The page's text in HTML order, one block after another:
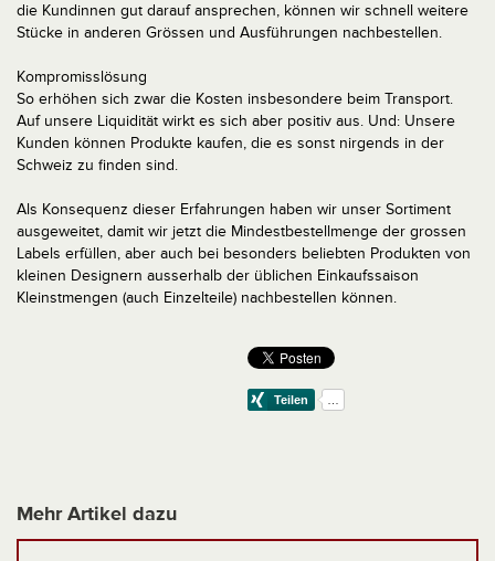
die Kundinnen gut darauf ansprechen, können wir schnell weitere
Stücke in anderen Grössen und Ausführungen nachbestellen.
Kompromisslösung
So erhöhen sich zwar die Kosten insbesondere beim Transport.
Auf unsere Liquidität wirkt es sich aber positiv aus. Und: Unsere
Kunden können Produkte kaufen, die es sonst nirgends in der
Schweiz zu finden sind.
Als Konsequenz dieser Erfahrungen haben wir unser Sortiment
ausgeweitet, damit wir jetzt die Mindestbestellmenge der grossen
Labels erfüllen, aber auch bei besonders beliebten Produkten von
kleinen Designern ausserhalb der üblichen Einkaufssaison
Kleinstmengen (auch Einzelteile) nachbestellen können.
Mehr Artikel dazu